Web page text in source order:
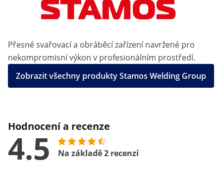
Přesné svařovací a obráběcí zařízení navržené pro
nekompromisní výkon v profesionálním prostředí.
Zobrazit všechny produkty Stamos Welding Group
Hodnocení a recenze
4.5 Na základě 2 recenzí